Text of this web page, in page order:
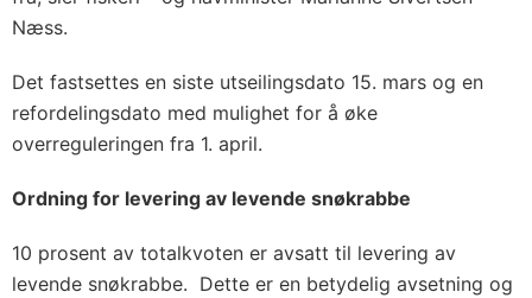
Næss.
Det fastsettes en siste utseilingsdato 15. mars og en
refordelingsdato med mulighet for å øke
overreguleringen fra 1. april.
Ordning for levering av levende snøkrabbe
10 prosent av totalkvoten er avsatt til levering av
levende snøkrabbe. Dette er en betydelig avsetning og